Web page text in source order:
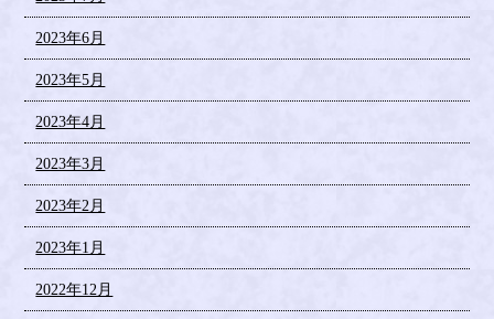
2023年6月
2023年5月
2023年4月
2023年3月
2023年2月
2023年1月
2022年12月